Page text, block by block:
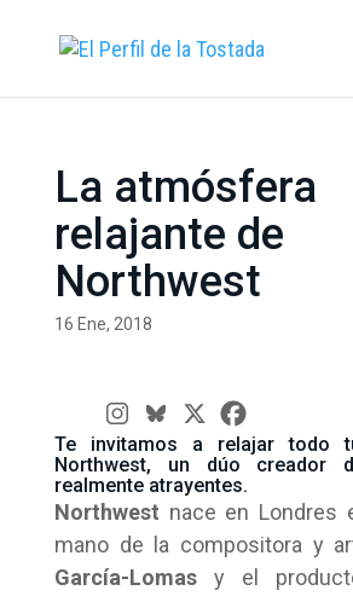
La atmósfera
relajante de
Northwest
16 Ene, 2018
Te invitamos a relajar todo
Northwest, un dúo creador
realmente atrayentes.
Northwest nace en Londres
mano de la compositora y
García-Lomasy el